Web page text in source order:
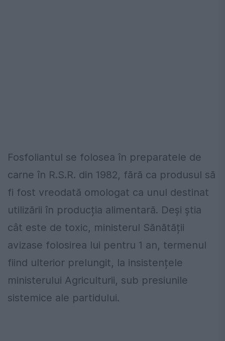
Fosfoliantul se folosea în preparatele de
carne în R.S.R. din 1982, fără ca produsul să
fi fost vreodată omologat ca unul destinat
utilizării în producția alimentară. Deși știa
cât este de toxic, ministerul Sănătății
avizase folosirea lui pentru 1 an, termenul
fiind ulterior prelungit, la insistențele
ministerului Agriculturii, sub presiunile
sistemice ale partidului.